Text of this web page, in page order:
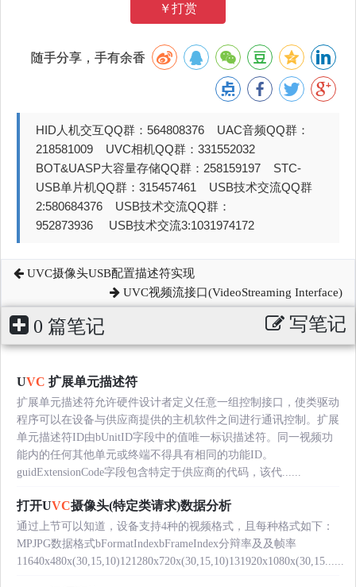
￥打赏
随手分享，手有余香
HID人机交互QQ群：564808376 UAC音频QQ群：
218581009 UVC相机QQ群：331552032
BOT&UASP大容量存储QQ群：258159197 STC-
USB单片机QQ群：315457461 USB技术交流QQ群
2:580684376 USB技术交流QQ群：
952873936 USB技术交流3:1031974172
UVC摄像头USB配置描述符实现
UVC视频流接口(VideoStreaming Interface)
0 篇笔记 写笔记
UVC 扩展单元描述符
扩展单元描述符允许硬件设计者定义任意一组控制接口，使类驱动
程序可以在设备与供应商提供的主机软件之间进行通讯控制。扩展
单元描述符ID由bUnitID字段中的值唯一标识描述符。同一视频功
能内的任何其他单元或终端不得具有相同的功能ID。
guidExtensionCode字段包含特定于供应商的代码，该代......
打开UVC摄像头(特定类请求)数据分析
通过上节可以知道，设备支持4种的视频格式，且每种格式如下：
MPJPG数据格式bFormatIndexbFrameIndex分辩率及及帧率
11640x480x(30,15,10)121280x720x(30,15,10)131920x1080x(30,15......